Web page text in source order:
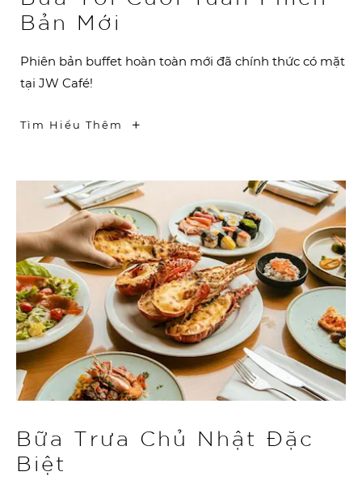
Bản Mới
Phiên bản buffet hoàn toàn mới đã chính thức có mặt
tại JW Café!
Tìm Hiểu Thêm
-
Phiên
Bản
Bữa Trưa Chủ Nhật Đặc
Biệt